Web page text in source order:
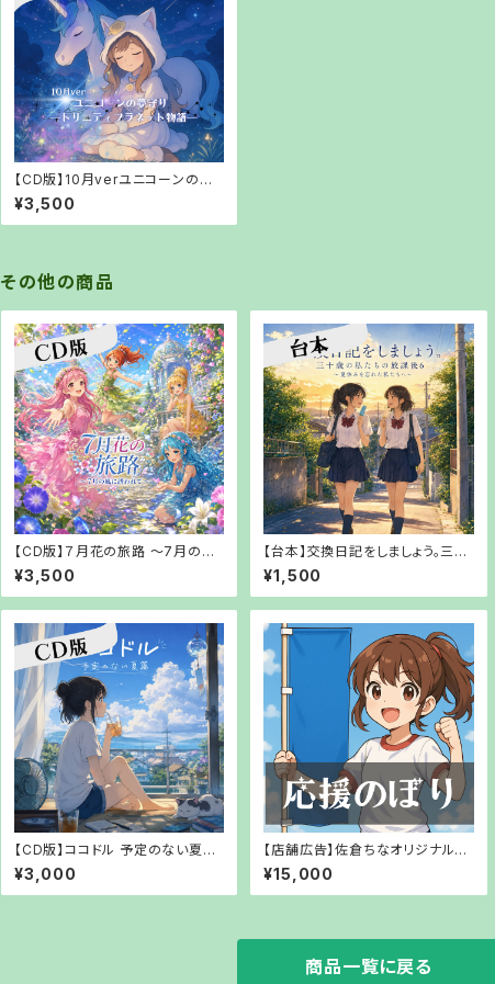
【CD版】10月verユニコーンの夢
守り ―トリニティプラネット物語―
【郵送でお渡し】
¥3,500
その他の商品
【CD版】７月花の旅路 〜7月の風
に誘われて〜～【【郵送でお渡し】
¥3,500
【台本】交換日記をしましょう。三十
歳の私たちの放課後6 ～夏休みを
忘れた私たちへ～【PDFでお渡し】
¥1,500
【CD版】ココドル 予定のない夏篇
【【郵送でお渡し】
¥3,000
【店舗広告】佐倉ちなオリジナル応
援のぼり掲載企画【お持ち帰りも
可能】
¥15,000
商品一覧に戻る